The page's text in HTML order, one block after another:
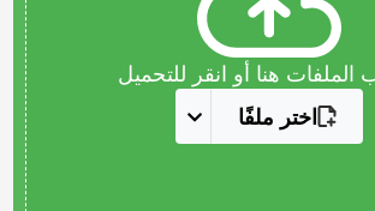
هنا أو انقر للتحميل
اختر ملفًا